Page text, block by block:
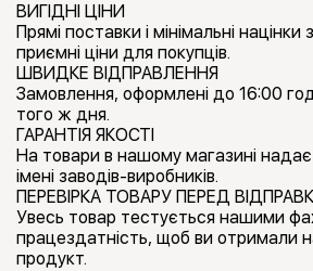
ВИГІДНІ ЦІНИ
Прямі поставки і мінімальні
приємні ціни для покупців.
ШВИДКЕ ВІДПРАВЛЕННЯ
Замовлення, оформлені до 16:00
того ж дня.
ГАРАНТІЯ ЯКОСТІ
На товари в нашому магазині
імені заводів-виробників.
ПЕРЕВІРКА ТОВАРУ ПЕРЕД
Увесь товар тестується нашими
працездатність, щоб ви отримали
продукт.